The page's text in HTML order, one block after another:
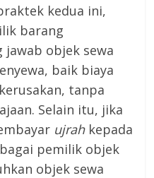
kedua ini,
barang
jawab objek sewa
baik biaya
tanpa
Selain itu, jika
ujrahkepada
pemilik objek
objek sewa